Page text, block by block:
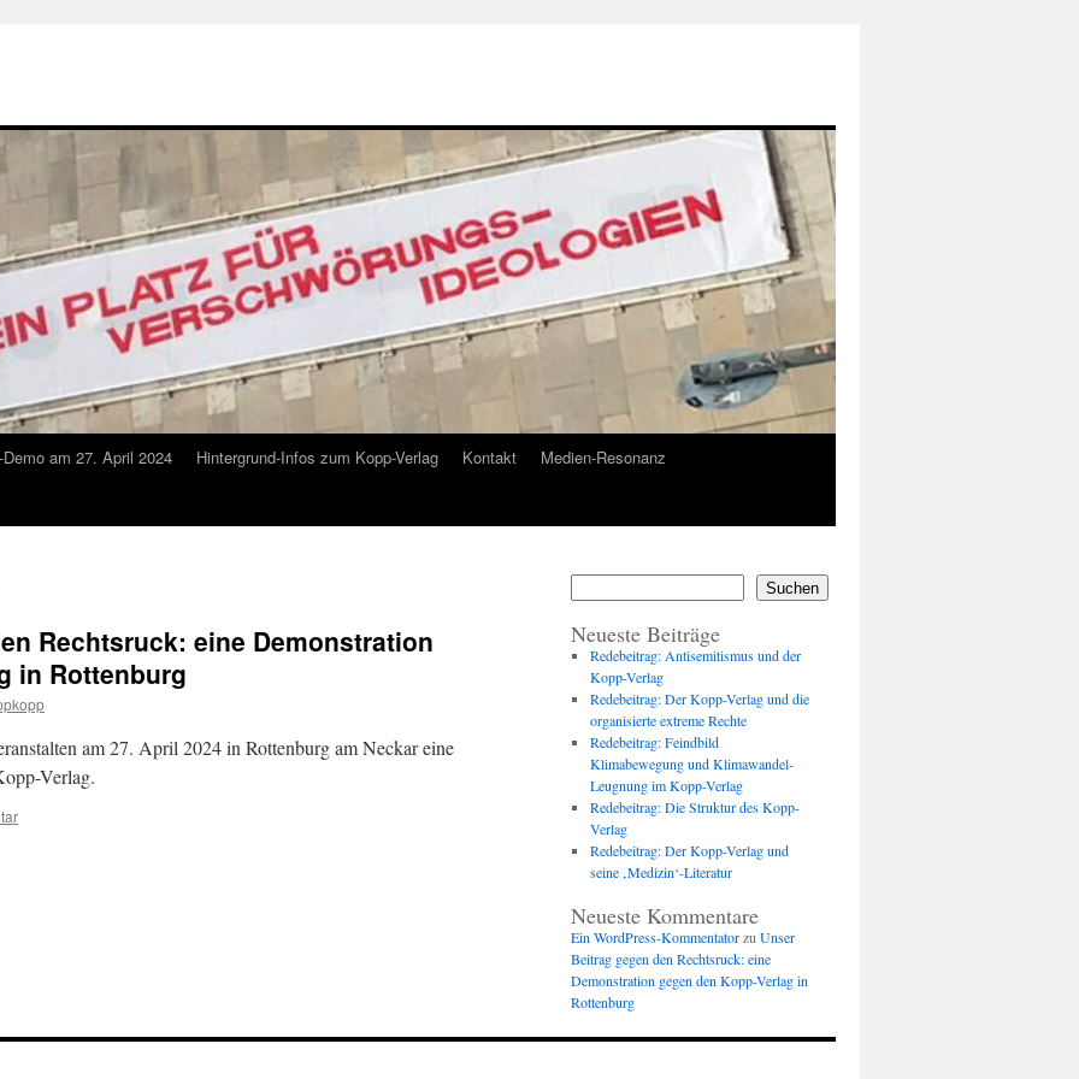
Demo am 27. April 2024 Hintergrund-Infos zum Kopp-Verlag Kontakt
Medien-Resonanz
Rechtsruck: eine Demonstration
in Rottenburg
am 27. April 2024 in Rottenburg am Neckar eine
Verlag.
Suchen
Neueste Beiträge
Redebeitrag: Antisemitismus und der
Kopp-Verlag
Redebeitrag: Der Kopp-Verlag und die
organisierte extreme Rechte
Redebeitrag: Feindbild
Klimabewegung und Klimawandel-
Leugnung im Kopp-Verlag
Redebeitrag: Die Struktur des Kopp-
Verlag
Redebeitrag: Der Kopp-Verlag und
seine ‚Medizin‘-Literatur
Neueste Kommentare
Ein WordPress-Kommentatorzu Unser
Beitrag gegen den Rechtsruck: eine
Demonstration gegen den Kopp-Verlag in
Rottenburg